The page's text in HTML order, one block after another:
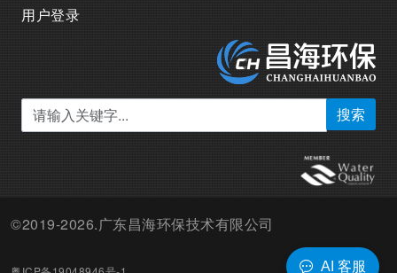
用户登录
搜索
©2019-2026.广东昌海环保技术有限公司
AI 客服